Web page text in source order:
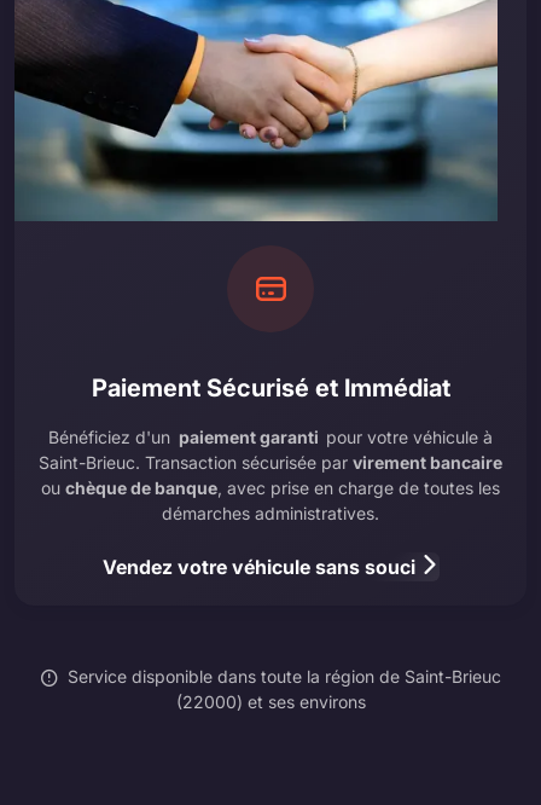
Paiement Sécurisé et Immédiat
Bénéficiez d'un paiement garanti pour votre véhicule à
Saint-Brieuc. Transaction sécurisée par virement bancaire
ou chèque de banque, avec prise en charge de toutes les
démarches administratives.
Vendez votre véhicule sans souci
Service disponible dans toute la région de Saint-Brieuc
(22000) et ses environs